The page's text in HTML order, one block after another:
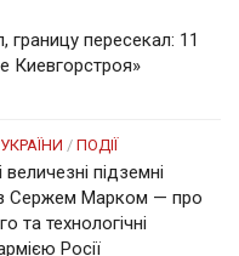
границу пересекал: 11
Киевгорстроя»
/ ПОДІЇ
підземні
Сержем Марком — про
та технологічні
Росії